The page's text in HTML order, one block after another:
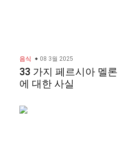
음식 08 3월 2025
33 가지 페르시아 멜론
에 대한 사실